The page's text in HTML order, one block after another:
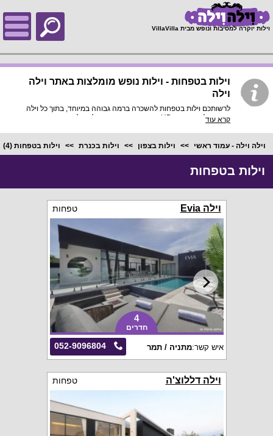
וילות יוקרה למסיבות ונופש מבית VillaVilla
וילות בטפחות - וילות נופש מומלצות באתר וילה
וילה
לרשותכם וילות בטפחות להשכרה ברמה גבוהה במיוחד, בתוך כל וילה
פירוט מלא, תמונות HD והכי חשוב התאמה מלאה לסמארטפונים
קרא עוד
וילה וילה - עמוד ראשי וילות בצפון וילות בכנרת וילות בטפחות (4)
וילות בטפחות
וילה Evia טפחות
4
חדרים
052-9096804 איש קשר:מתניה / תמר
וילה דללוצ'ה טפחות